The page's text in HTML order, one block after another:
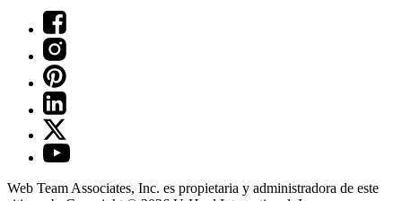
Web Team Associates, Inc. es propietaria y administradora de este